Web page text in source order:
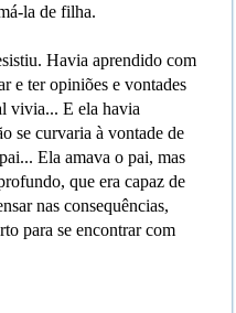
la de filha.
Havia aprendido com
e ter opiniões e vontades
vivia... E ela havia
se curvaria à vontade de
Ela amava o pai, mas
que era capaz de
nas consequências,
para se encontrar com